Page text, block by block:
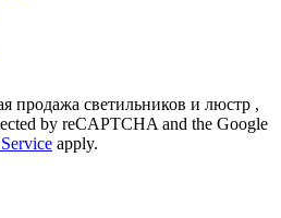
продажа светильников и люстр ,
by reCAPTCHA and the Google
apply.